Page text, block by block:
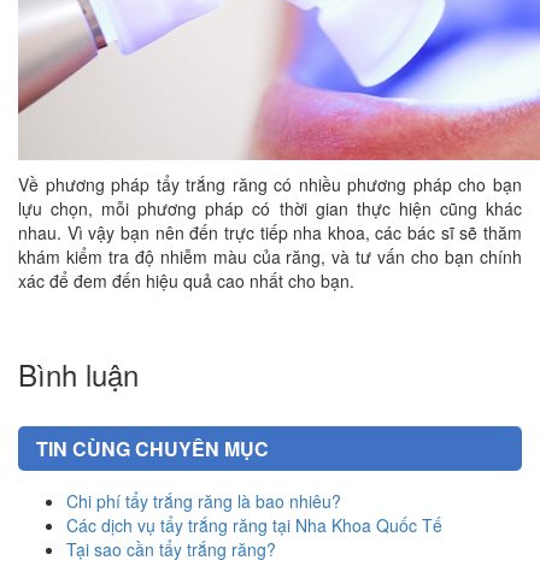
Về phương pháp tẩy trắng răng có nhiều phương pháp cho bạn
lựu chọn, mỗi phương pháp có thời gian thực hiện cũng khác
nhau. Vì vậy bạn nên đến trực tiếp nha khoa, các bác sĩ sẽ thăm
khám kiểm tra độ nhiễm màu của răng, và tư vấn cho bạn chính
xác để đem đến hiệu quả cao nhất cho bạn.
Bình luận
TIN CÙNG CHUYÊN MỤC
Chi phí tẩy trắng răng là bao nhiêu?
Các dịch vụ tẩy trắng răng tại Nha Khoa Quốc Tế
Tại sao cần tẩy trắng răng?